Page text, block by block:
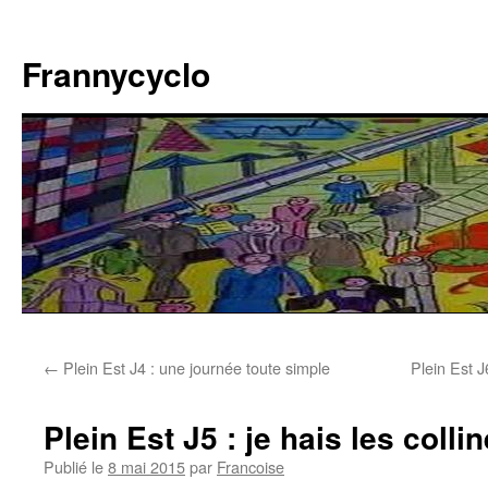
contenu
Frannycyclo
← Plein Est J4 : une journée toute simple Plein Est
Plein Est J5 : je hais les
Publié le8 mai 2015par Francoise